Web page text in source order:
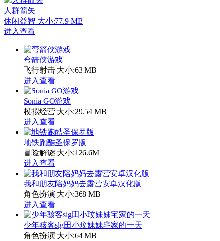
人群箭矢
休闲益智 大小:77.9 MB
进入查看
弯箭侠游戏
飞行射击 大小:63 MB
进入查看
Sonia GO游戏
模拟经营 大小:29.54 MB
进入查看
地铁跑酷圣保罗版
冒险解谜 大小:126.6M
进入查看
我和朋友陪妈妈去露营安卓汉化版
角色扮演 大小:368 MB
进入查看
少年骇客slg田小玟妹妹宅家的一天
角色扮演 大小:64 MB